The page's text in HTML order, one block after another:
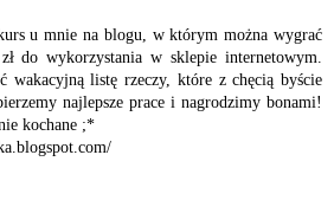
u mnie na blogu, w którym można wygrać
do wykorzystania w sklepie internetowym.
wakacyjną listę rzeczy, które z chęcią byście
najlepsze prace i nagrodzimy bonami!
kochane ;*